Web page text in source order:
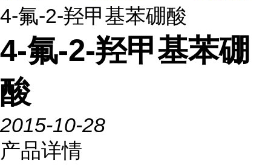
4-氟-2-羟甲基苯硼酸
4-氟-2-羟甲基苯硼
酸
2015-10-28
产品详情